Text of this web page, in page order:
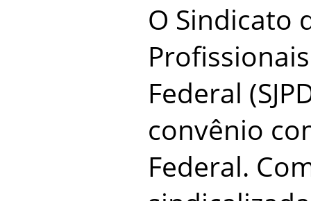
O Sindicato
Federal
convênio
Federal.